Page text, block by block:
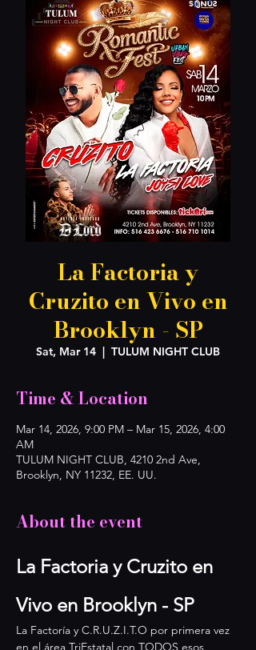
La Factoria y
Cruzito en Vivo en
Brooklyn - SP
Sat, Mar 14
  |
TULUM NIGHT CLUB
Time & Location
Mar 14, 2026, 9:00 PM – Mar 15, 2026, 4:00
AM
TULUM NIGHT CLUB, 4210 2nd Ave,
Brooklyn, NY 11232, EE. UU.
About the event
La Factoria y Cruzito en
Vivo en Brooklyn - SP
La Factoría y C.R.U.Z.I.T.O por primera vez
en el área TriEstatal con TODOS esos